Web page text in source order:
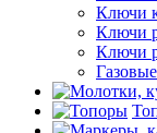
Ключи
Ключи
Ключи